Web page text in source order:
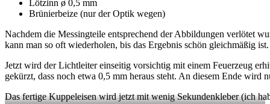
Lötzinn ø 0,5 mm
Brünierbeize (nur der Optik wegen)
Nachdem die Messingteile entsprechend der Abbildungen verlötet
kann man so oft wiederholen, bis das Ergebnis schön gleichmäßig ist.
Jetzt wird der Lichtleiter einseitig vorsichtig mit einem Feuerzeug
gekürzt, dass noch etwa 0,5 mm heraus steht. An diesem Ende wird
Das fertige Kuppeleisen wird jetzt mit wenig Sekundenkleber (ich